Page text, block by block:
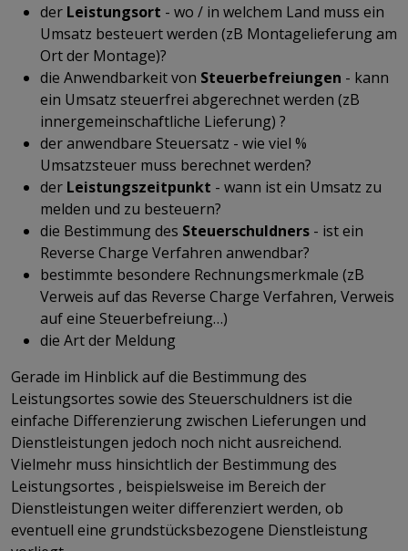
der Leistungsort - wo / in welchem Land muss ein
Umsatz besteuert werden (zB Montagelieferung am
Ort der Montage)?
die Anwendbarkeit von Steuerbefreiungen - kann
ein Umsatz steuerfrei abgerechnet werden (zB
innergemeinschaftliche Lieferung) ?
der anwendbare Steuersatz - wie viel %
Umsatzsteuer muss berechnet werden?
der Leistungszeitpunkt - wann ist ein Umsatz zu
melden und zu besteuern?
die Bestimmung des Steuerschuldners - ist ein
Reverse Charge Verfahren anwendbar?
bestimmte besondere Rechnungsmerkmale (zB
Verweis auf das Reverse Charge Verfahren, Verweis
auf eine Steuerbefreiung…)
die Art der Meldung
Gerade im Hinblick auf die Bestimmung des
Leistungsortes sowie des Steuerschuldners ist die
einfache Differenzierung zwischen Lieferungen und
Dienstleistungen jedoch noch nicht ausreichend.
Vielmehr muss hinsichtlich der Bestimmung des
Leistungsortes , beispielsweise im Bereich der
Dienstleistungen weiter differenziert werden, ob
eventuell eine grundstücksbezogene Dienstleistung